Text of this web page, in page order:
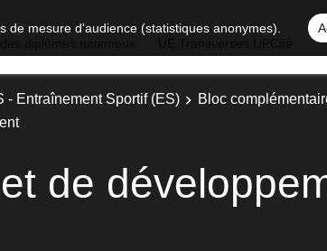
mesure d'audience (statistiques anonymes).
- Entraînement Sportif (ES)
Bloc
de